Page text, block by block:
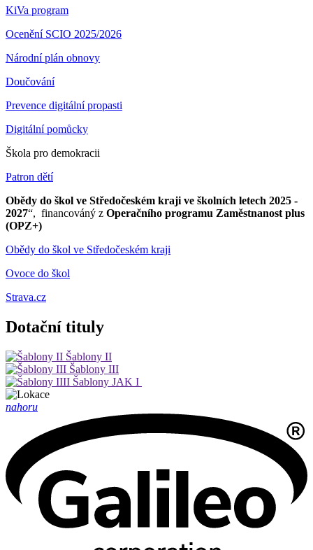
KiVa program
Ocenění SCIO 2025/2026
Národní plán obnovy
Doučování
Prevence digitální propasti
Digitální pomůcky
Škola pro demokracii
Patron dětí
Obědy do škol ve Středočeském kraji ve školních letech 2025 -
2027“, financováný z Operačního programu Zaměstnanost plus
(OPZ+)
Obědy do škol ve Středočeském kraji
Ovoce do škol
Strava.cz
Dotační tituly
Šablony II
Šablony III
Šablony JAK I
nahoru